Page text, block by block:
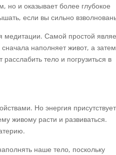
но и оказывает более глубокое
если вы сильно
медитации. Самой простой
наполняет живот, а затем
тело и погрузиться в
Но энергия
живому расти и развиваться.
наше тело, поскольку